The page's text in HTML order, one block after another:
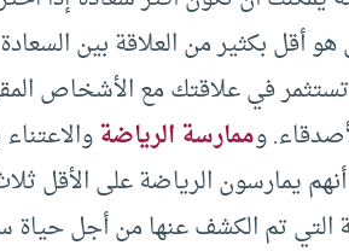
هو أقل بكثير من العلاقة بين
تستثمر في علاقتك مع الأشخاص
وممارسة الرياضة
يمارسون الرياضة على الأقل
التي تم الكشف عنها من أجل حياة